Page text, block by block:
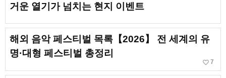
거운 열기가 넘치는 현지 이벤트
해외 음악 페스티벌 목록【2026】 전 세계의 유
명·대형 페스티벌 총정리
favorite_border 7